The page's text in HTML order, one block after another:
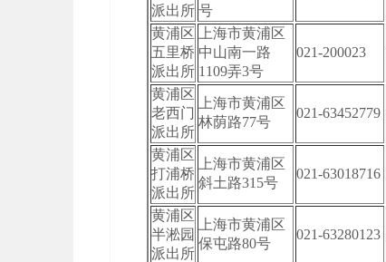
派出所 号
黄浦区
五里桥
派出所
上海市黄浦区
中山南一路
1109弄3号
021-200023
黄浦区
老西门
派出所
上海市黄浦区
林荫路77号
021-63452779
黄浦区
打浦桥
派出所
上海市黄浦区
斜土路315号
021-63018716
黄浦区
半淞园
派出所
上海市黄浦区
保屯路80号
021-63280123